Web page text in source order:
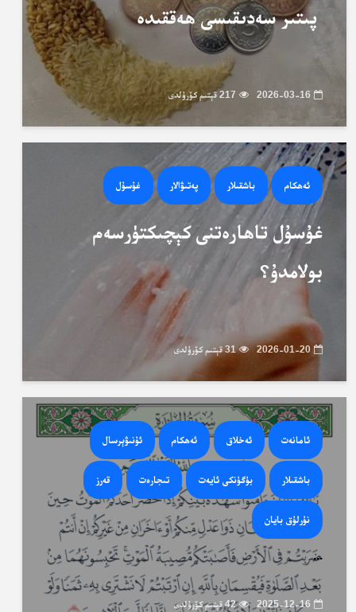
پىتىر سەدىقىسى ھەققىدە
2026-03-16 217 قېتىم كۆرۈلدى
ئەھكام باشقىلار پەتىۋالار غۇسۇل
غۇسۇل تاھارەتنى كېچىكتۈرسەم
بولامدۇ؟
2026-01-20 31 قېتىم كۆرۈلدى
ئامانەت ئەخلاق ئەھكام ئۇنىۋېرسال
باشقىلار بۈگۈنكى ئايەت تىجارەت قەرز
نۇرلۇق بايان
...
2025-12-16 42 قېتىم كۆرۈلدى